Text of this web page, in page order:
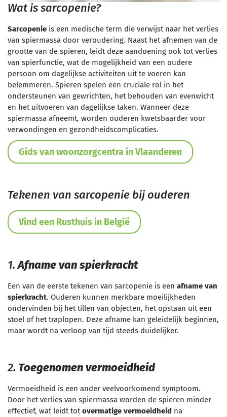
Wat is sarcopenie?
Sarcopenie is een medische term die verwijst naar het verlies
van spiermassa door veroudering. Naast het afnemen van de
grootte van de spieren, leidt deze aandoening ook tot verlies
van spierfunctie, wat de mogelijkheid van een oudere
persoon om dagelijkse activiteiten uit te voeren kan
belemmeren. Spieren spelen een cruciale rol in het
ondersteunen van gewrichten, het behouden van evenwicht
en het uitvoeren van dagelijkse taken. Wanneer deze
spiermassa afneemt, worden ouderen kwetsbaarder voor
verwondingen en gezondheidscomplicaties.
Gids van woonzorgcentra in Vlaanderen
Tekenen van sarcopenie bij ouderen
Vind een Rusthuis in België
1.Afname van spierkracht
Een van de eerste tekenen van sarcopenie is een afname van
spierkracht. Ouderen kunnen merkbare moeilijkheden
ondervinden bij het tillen van objecten, het opstaan uit een
stoel of het traplopen. Deze afname kan geleidelijk beginnen,
maar wordt na verloop van tijd steeds duidelijker.
2. Toegenomen vermoeidheid
Vermoeidheid is een ander veelvoorkomend symptoom.
Door het verlies van spiermassa worden de spieren minder
effectief, wat leidt totovermatige vermoeidheid na